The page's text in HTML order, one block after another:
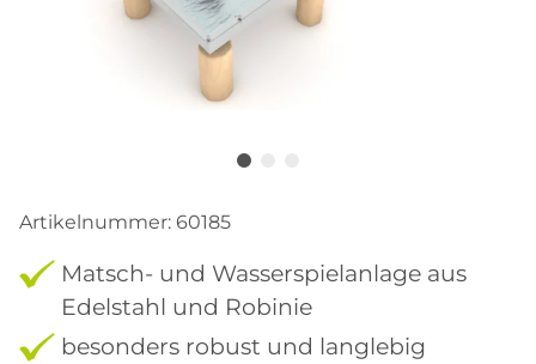
Artikelnummer: 60185
Matsch- und Wasserspielanlage aus
Edelstahl und Robinie
besonders robust und langlebig